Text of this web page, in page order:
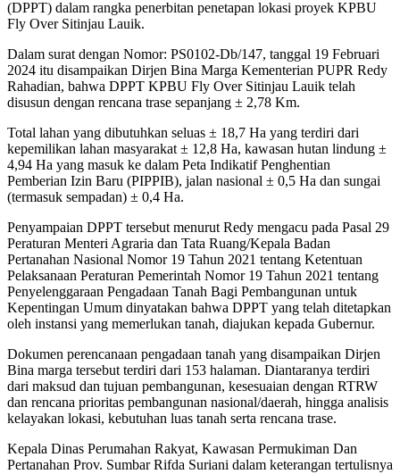
(DPPT) dalam rangka penerbitan penetapan lokasi proyek KPBU
Fly Over Sitinjau Lauik.
Dalam surat dengan Nomor: PS0102-Db/147, tanggal 19 Februari
2024 itu disampaikan Dirjen Bina Marga Kementerian PUPR Redy
Rahadian, bahwa DPPT KPBU Fly Over Sitinjau Lauik telah
disusun dengan rencana trase sepanjang ± 2,78 Km.
Total lahan yang dibutuhkan seluas ± 18,7 Ha yang terdiri dari
kepemilikan lahan masyarakat ± 12,8 Ha, kawasan hutan lindung ±
4,94 Ha yang masuk ke dalam Peta Indikatif Penghentian
Pemberian Izin Baru (PIPPIB), jalan nasional ± 0,5 Ha dan sungai
(termasuk sempadan) ± 0,4 Ha.
Penyampaian DPPT tersebut menurut Redy mengacu pada Pasal 29
Peraturan Menteri Agraria dan Tata Ruang/Kepala Badan
Pertanahan Nasional Nomor 19 Tahun 2021 tentang Ketentuan
Pelaksanaan Peraturan Pemerintah Nomor 19 Tahun 2021 tentang
Penyelenggaraan Pengadaan Tanah Bagi Pembangunan untuk
Kepentingan Umum dinyatakan bahwa DPPT yang telah ditetapkan
oleh instansi yang memerlukan tanah, diajukan kepada Gubernur.
Dokumen perencanaan pengadaan tanah yang disampaikan Dirjen
Bina marga tersebut terdiri dari 153 halaman. Diantaranya terdiri
dari maksud dan tujuan pembangunan, kesesuaian dengan RTRW
dan rencana prioritas pembangunan nasional/daerah, hingga analisis
kelayakan lokasi, kebutuhan luas tanah serta rencana trase.
Kepala Dinas Perumahan Rakyat, Kawasan Permukiman Dan
Pertanahan Prov. Sumbar Rifda Suriani dalam keterangan tertulisnya